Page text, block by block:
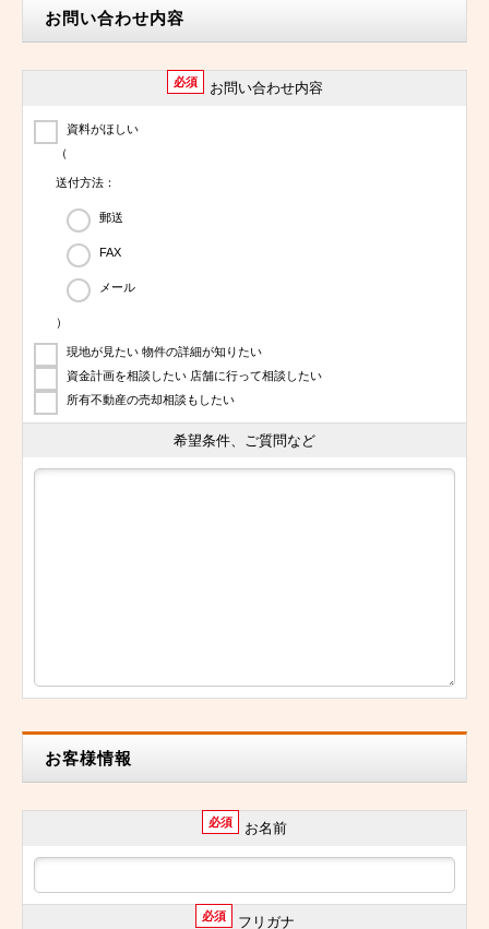
お問い合わせ内容
必須 お問い合わせ内容
資料がほしい
（
送付方法：
郵送
FAX
メール
）
現地が見たい 物件の詳細が知りたい
資金計画を相談したい 店舗に行って相談したい
所有不動産の売却相談もしたい
希望条件、ご質問など
お客様情報
必須 お名前
必須 フリガナ